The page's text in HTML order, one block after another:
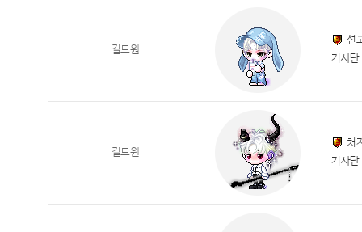
길드원
선
기사단
길드원
처
기사단